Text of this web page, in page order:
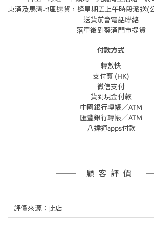
東涌及馬灣地區送貨，逢星期五上午時段派送(
送貨前會電話聯絡
落單後到葵涌門市提貨
付款方式
轉數快
支付寶 (HK)
微信支付
貨到現金付款
中國銀行轉帳／ATM
匯豐銀行轉帳／ATM
八達通apps付款
顧客評價